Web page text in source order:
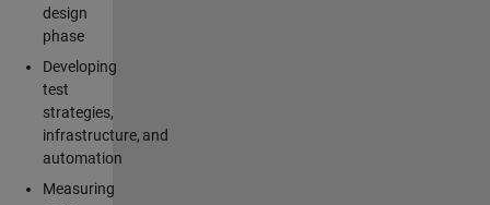
design
phase
Developing
test
strategies,
infrastructure, and
automation
Measuring